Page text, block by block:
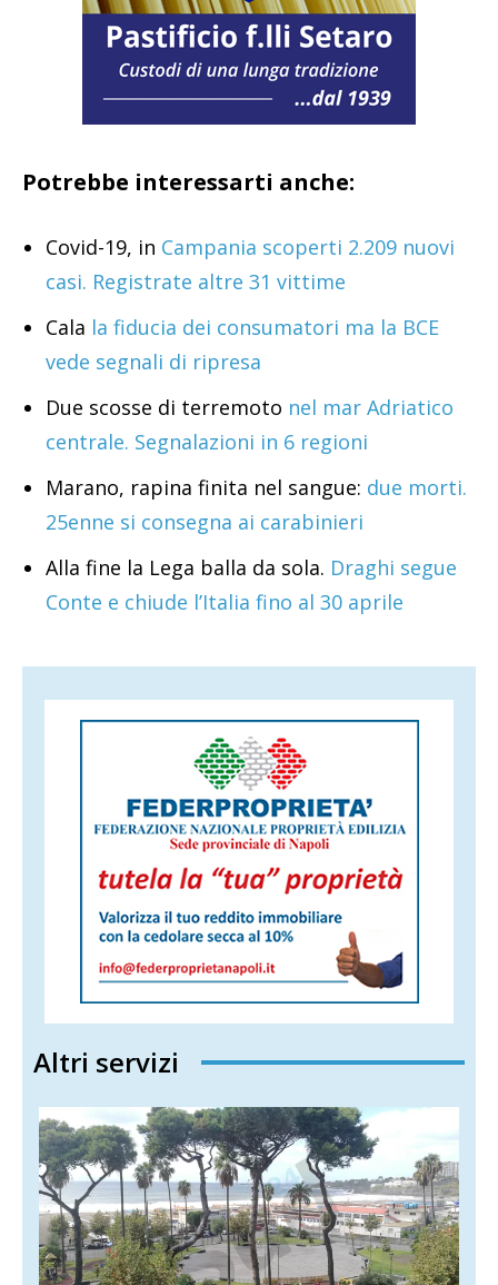
Potrebbe interessarti anche:
Covid-19, in Campania scoperti 2.209 nuovi
casi. Registrate altre 31 vittime
Cala la fiducia dei consumatori ma la BCE
vede segnali di ripresa
Due scosse di terremoto nel mar Adriatico
centrale. Segnalazioni in 6 regioni
Marano, rapina finita nel sangue: due morti.
25enne si consegna ai carabinieri
Alla fine la Lega balla da sola. Draghi segue
Conte e chiude l’Italia fino al 30 aprile
Altri servizi